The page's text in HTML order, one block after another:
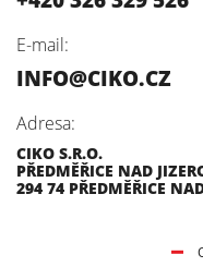
E-mail:
INFO@CIKO.CZ
Adresa:
CIKO S.R.O.
PŘEDMĚŘICE NAD
294 74 PŘEDMĚŘICE